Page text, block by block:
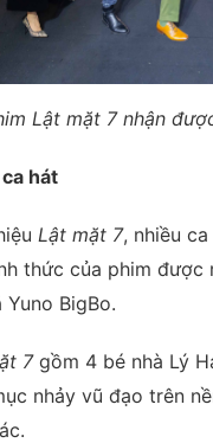
Lật mặt 7 nhận
hát
Lật mặt 7, nhiều
thức của phim được
BigBo.
7 gồm 4 bé nhà Lý
nhảy vũ đạo trên